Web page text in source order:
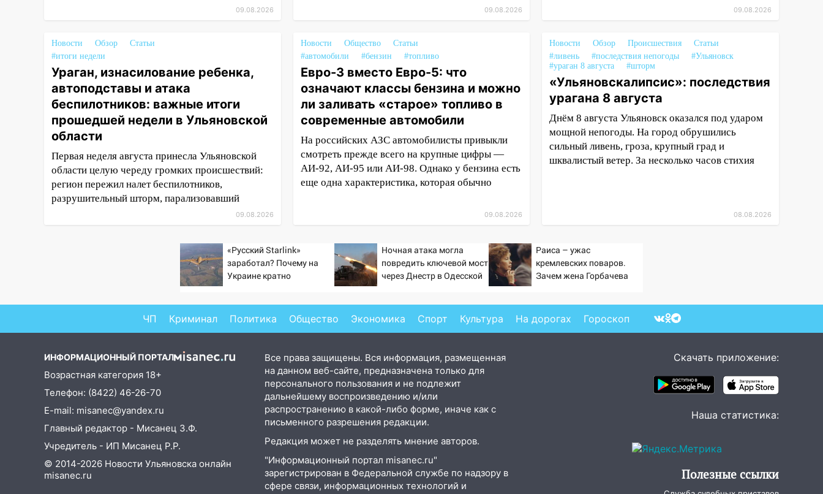
люди в СНТ сидят без света
10:13 Прокуратура подвела
итоги недели в Ульяновской
области
09:18 Из-за ливня
заблокировано движение
трамваев в Ульяновске
09:15 Ураган, изнасилование
ребенка, автоподставы и атака
беспилотников: важные итоги
прошедшей недели в
восстановили трамвайную и
инфраструктуру после шторма.
Цильнинском районе пропал
67-летний мужчина
На Ульяновск снова
надвигается непогода
07:30
Евро-3 вместо Евро-5:
что означают классы бензина и
можно ли заливать «старое»
топливо в современные
автомобили
06:30 Какая погода будет в
Ульяновской области днем 9
09.08.2026 09.08.2026 09.08.2026
Новости Обзор
Статьи
#итоги недели
Ураган, изнасилование ребенка,
автоподставы и атака
беспилотников: важные итоги
прошедшей недели в Ульяновской
области
Первая неделя августа принесла Ульяновской
области целую череду громких происшествий:
регион пережил налет беспилотников,
разрушительный шторм, парализовавший
09.08.2026
Новости Общество
Статьи
#автомобили
#бензин #топливо
Евро-3 вместо Евро-5: что
означают классы бензина и можно
ли заливать «старое» топливо в
современные автомобили
На российских АЗС автомобилисты привыкли
смотреть прежде всего на крупные цифры —
АИ-92, АИ-95 или АИ-98. Однако у бензина есть
еще одна характеристика, которая обычно
09.08.2026
Новости Обзор Происшествия
Статьи
#ливень
#последствия непогоды
#Ульяновск
#ураган 8 августа
#шторм
«Ульяновскалипсис»: последствия
урагана 8 августа
Днём 8 августа Ульяновск оказался под ударом
мощной непогоды. На город обрушились
сильный ливень, гроза, крупный град и
шквалистый ветер. За несколько часов стихия
08.08.2026
«Русский Starlink»
заработал? Почему на
Украине кратно
ВСУ
Ночная атака могла
повредить ключевой мост
через Днестр в Одесской
Раиса – ужас
кремлевских поваров.
Зачем жена Горбачева
ЧП Криминал Политика Общество Экономика Спорт Культура На дорогах Гороскоп
ИНФОРМАЦИОННЫЙ ПОРТАЛ
Возрастная категория 18+
Телефон: (8422) 46-26-70
E-mail: misanec@yandex.ru
Главный редактор - Мисанец З.Ф.
Учредитель - ИП Мисанец Р.Р.
© 2014-2026 Новости Ульяновска онлайн
misanec.ru
Все права защищены. Вся информация, размещенная
на данном веб-сайте, предназначена только для
персонального пользования и не подлежит
дальнейшему воспроизведению и/или
распространению в какой-либо форме, иначе как с
письменного разрешения редакции.
Редакция может не разделять мнение авторов.
"Информационный портал misanec.ru"
зарегистрирован в Федеральной службе по надзору в
сфере связи, информационных технологий и
Скачать приложение:
Наша статистика:
Полезные ссылки